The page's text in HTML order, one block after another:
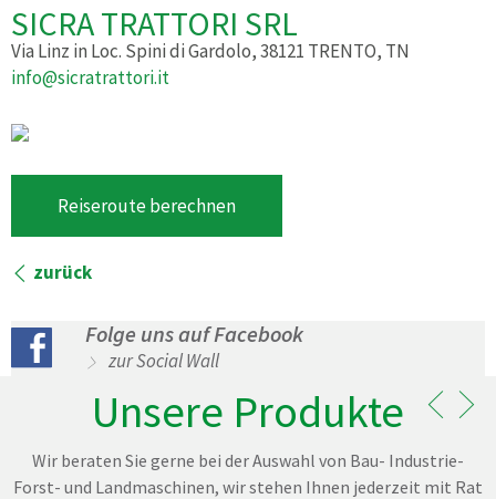
SICRA TRATTORI SRL
Via Linz in Loc. Spini di Gardolo, 38121 TRENTO, TN
info@sicratrattori.it
Reiseroute berechnen
zurück
Folge uns auf Facebook
zur Social Wall
Unsere Produkte
Wir beraten Sie gerne bei der Auswahl von Bau- Industrie-
Forst- und Landmaschinen, wir stehen Ihnen jederzeit mit Rat